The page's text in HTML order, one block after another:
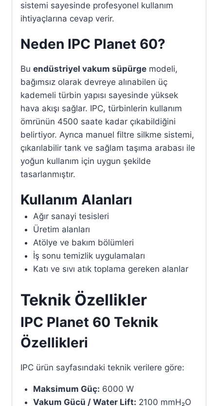
sistemi sayesinde profesyonel kullanım
ihtiyaçlarına cevap verir.
Neden IPC Planet 60?
Bu endüstriyel vakum süpürge modeli,
bağımsız olarak devreye alınabilen üç
kademeli türbin yapısı sayesinde yüksek
hava akışı sağlar. IPC, türbinlerin kullanım
ömrünün 4500 saate kadar çıkabildiğini
belirtiyor. Ayrıca manuel filtre silkme sistemi,
çıkarılabilir tank ve sağlam taşıma arabası ile
yoğun kullanım için uygun şekilde
tasarlanmıştır.
Kullanım Alanları
Ağır sanayi tesisleri
Üretim alanları
Atölye ve bakım bölümleri
İş sonu temizlik uygulamaları
Katı ve sıvı atık toplama gereken alanlar
Teknik Özellikler
IPC Planet 60 Teknik
Özellikleri
IPC ürün sayfasındaki teknik verilere göre:
Maksimum Güç: 6000 W
Vakum Gücü / Water Lift: 2100 mmH₂O